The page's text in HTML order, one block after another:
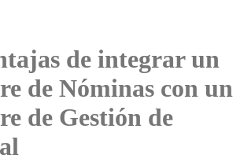
de integrar un
de Nóminas con un
de Gestión de